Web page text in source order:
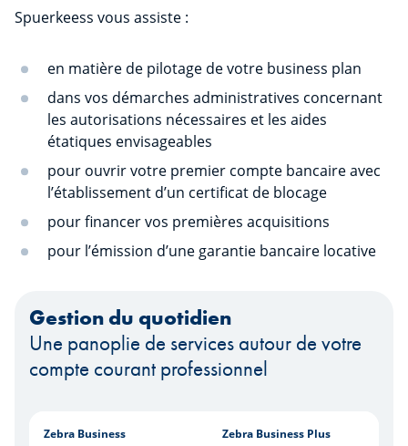
Spuerkeess vous assiste :
en matière de pilotage de votre business plan
dans vos démarches administratives concernant
les autorisations nécessaires et les aides
étatiques envisageables
pour ouvrir votre premier compte bancaire avec
l’établissement d’un certificat de blocage
pour financer vos premières acquisitions
pour l’émission d’une garantie bancaire locative
Gestion du quotidien
Une panoplie de services autour de votre
compte courant professionnel
Zebra Business Zebra Business Plus